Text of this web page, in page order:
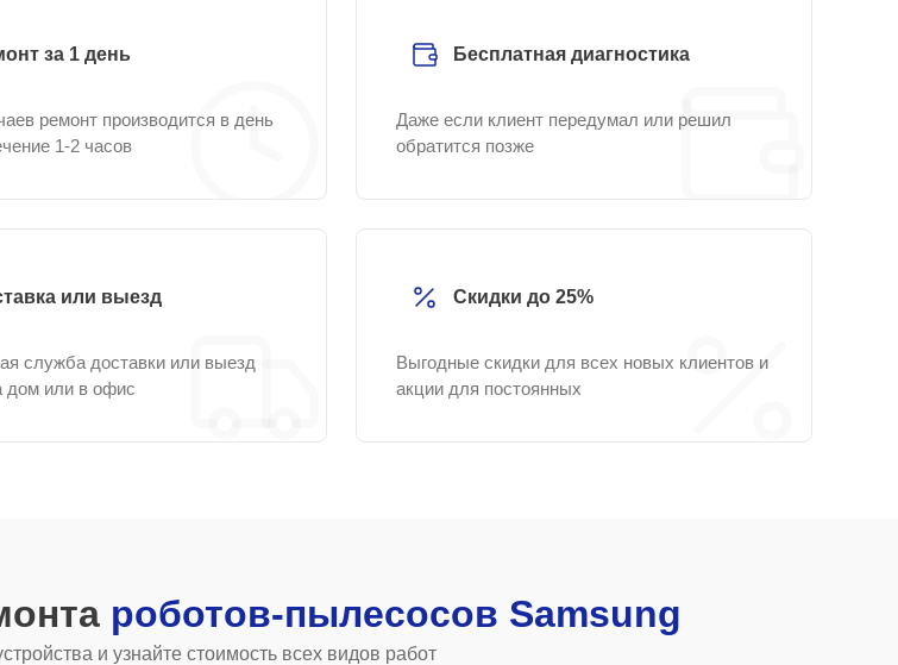
за 1 день
ремонт производится в день
1-2 часов
Бесплатная диагностика
Даже если клиент передумал или решил
обратится позже
или выезд
служба доставки или выезд
дом или в офис
Скидки до 25%
Выгодные скидки для всех новых клиентов и
акции для постоянных
роботов-пылесосов Samsung
и узнайте стоимость всех видов работ